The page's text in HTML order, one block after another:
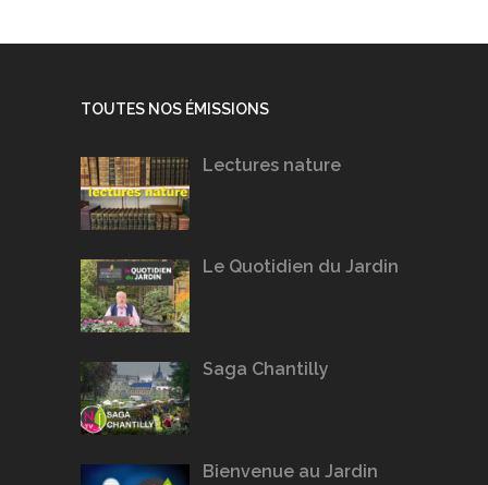
TOUTES NOS ÉMISSIONS
Lectures nature
Le Quotidien du Jardin
Saga Chantilly
Bienvenue au Jardin